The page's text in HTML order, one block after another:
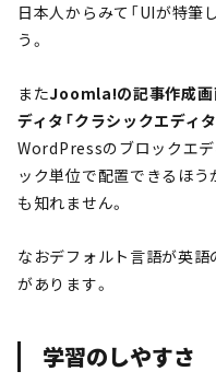
日本人からみて「UIが特筆
う。
またJoomla!の記事作成画
ディタ「クラシックエディ
WordPressのブロックエ
ック単位で配置できるほう
も知れません。
なおデフォルト言語が英語
があります。
学習のしやすさ